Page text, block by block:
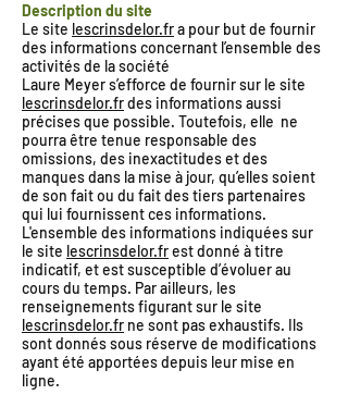
Description du site
Le site lescrinsdelor.fra pour but de fournir
des informations concernant l’ensemble des
activités de la société
Laure Meyer s’efforce de fournir sur le site
lescrinsdelor.frdes informations aussi
précises que possible. Toutefois, elle ne
pourra être tenue responsable des
omissions, des inexactitudes et des
manques dans la mise à jour, qu’elles soient
de son fait ou du fait des tiers partenaires
qui lui fournissent ces informations.
L'ensemble des informations indiquées sur
le site lescrinsdelor.frest donné à titre
indicatif, et est susceptible d’évoluer au
cours du temps. Par ailleurs, les
renseignements figurant sur le site
lescrinsdelor.fr ne sont pas exhaustifs. Ils
sont donnés sous réserve de modifications
ayant été apportées depuis leur mise en
ligne.